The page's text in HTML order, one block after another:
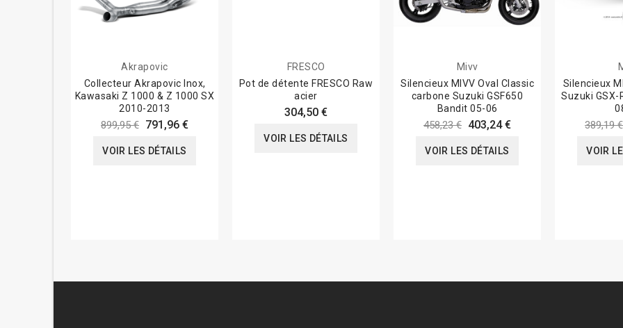
Akrapovic
Collecteur Akrapovic Inox,
Kawasaki Z 1000 & Z 1000 SX
2010-2013
899,95 € 791,96 €
VOIR LES DÉTAILS
FRESCO
Pot de détente FRESCO Raw
acier
304,50 €
VOIR LES DÉTAILS
Mivv
Silencieux MIVV Oval Classic
carbone Suzuki GSF650
Bandit 05-06
458,23 € 403,24 €
VOIR LES DÉTAILS
Silencieux
Suzuki GSX-
389,19 €
VOIR